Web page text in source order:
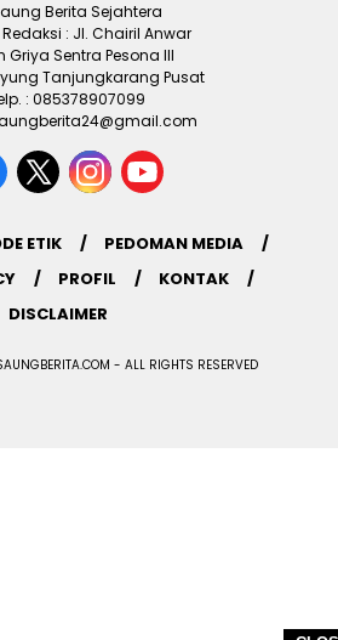
Berita Sejahtera
: Jl. Chairil Anwar
Griya Sentra Pesona III
Tanjungkarang Pusat
: 085378907099
ETIK
PEDOMAN MEDIA
PROFIL
KONTAK
DISCLAIMER
- ALL RIGHTS RESERVED